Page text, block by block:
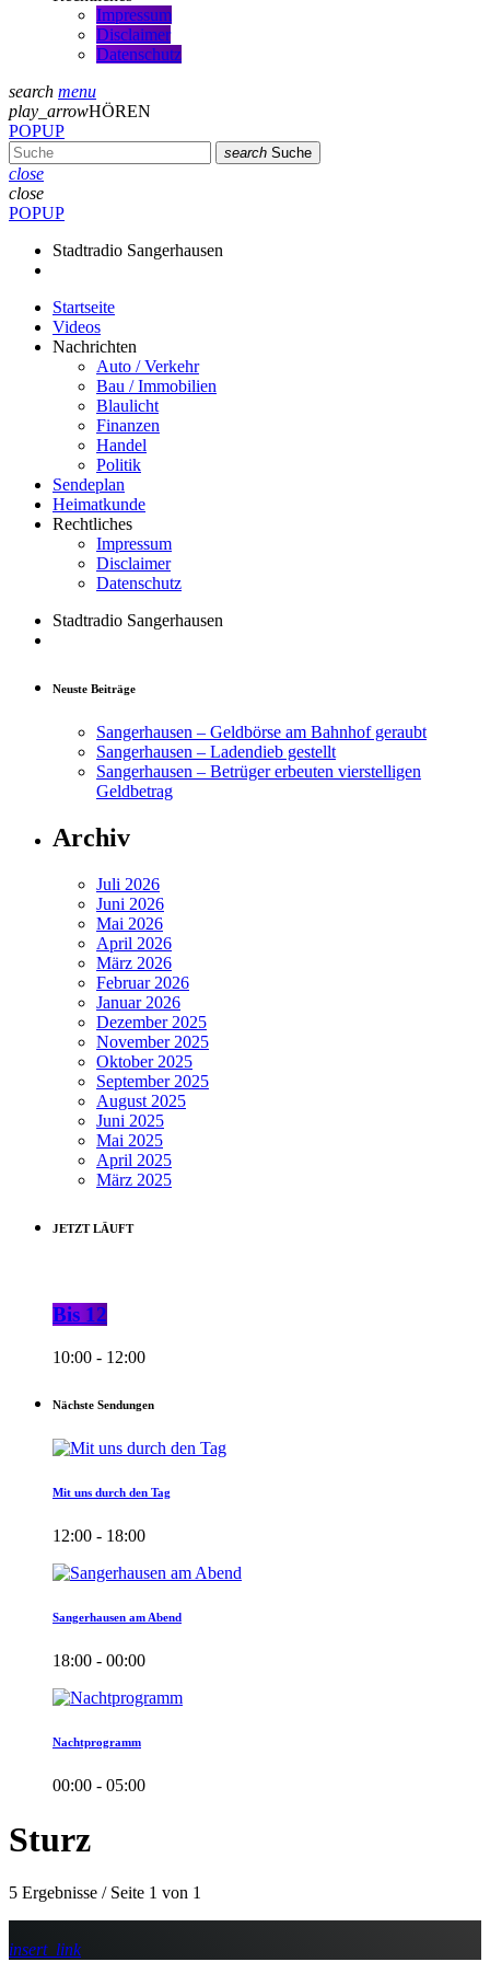
Impressum
Disclaimer
Datenschutz
search menu
play_arrowHÖREN
POPUP
search Suche
close
close
POPUP
Stadtradio Sangerhausen
Startseite
Videos
Nachrichten
Auto / Verkehr
Bau / Immobilien
Blaulicht
Finanzen
Handel
Politik
Sendeplan
Heimatkunde
Rechtliches
Impressum
Disclaimer
Datenschutz
Stadtradio Sangerhausen
Neuste Beiträge
Sangerhausen – Geldbörse am Bahnhof geraubt
Sangerhausen – Ladendieb gestellt
Sangerhausen – Betrüger erbeuten vierstelligen
Geldbetrag
Archiv
Juli 2026
Juni 2026
Mai 2026
April 2026
März 2026
Februar 2026
Januar 2026
Dezember 2025
November 2025
Oktober 2025
September 2025
August 2025
Juni 2025
Mai 2025
April 2025
März 2025
JETZT LÄUFT
Bis 12
10:00 - 12:00
Nächste Sendungen
Mit uns durch den Tag
12:00 - 18:00
Sangerhausen am Abend
18:00 - 00:00
Nachtprogramm
00:00 - 05:00
Sturz
5 Ergebnisse / Seite 1 von 1
insert_link